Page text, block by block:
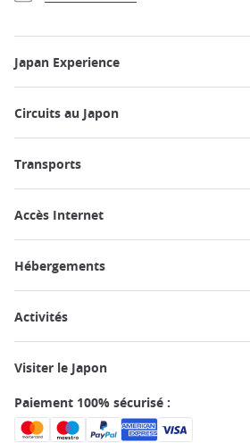
Japan Experience
Circuits au Japon
Transports
Accès Internet
Hébergements
Activités
Visiter le Japon
Paiement 100% sécurisé :